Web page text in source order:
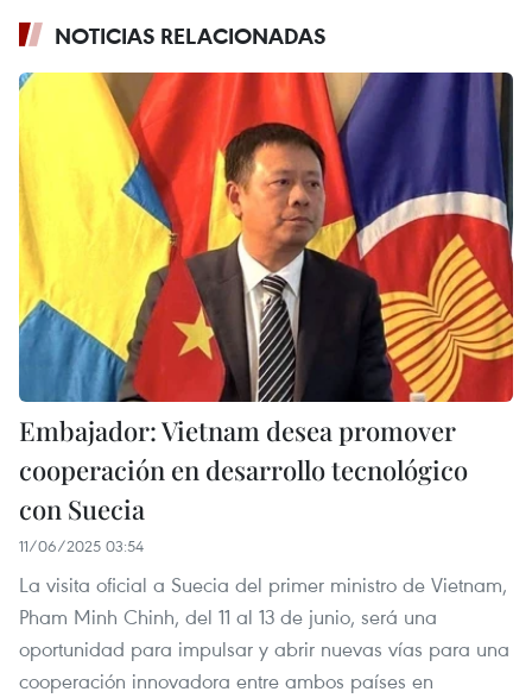
NOTICIAS RELACIONADAS
Embajador: Vietnam desea promover
cooperación en desarrollo tecnológico
con Suecia
11/06/2025 03:54
La visita oficial a Suecia del primer ministro de Vietnam,
Pham Minh Chinh, del 11 al 13 de junio, será una
oportunidad para impulsar y abrir nuevas vías para una
cooperación innovadora entre ambos países en